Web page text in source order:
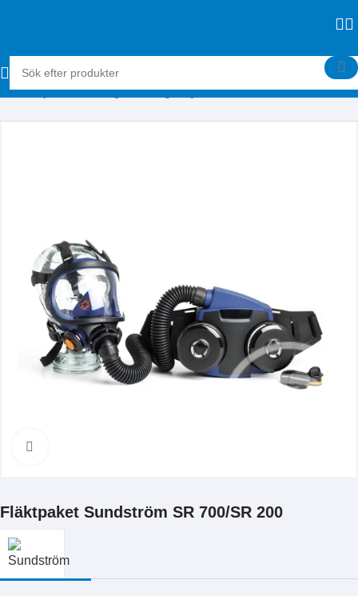
Hem Skyddsutrustning Andningsskydd
Fläktpaket Sundström SR 700/SR 200